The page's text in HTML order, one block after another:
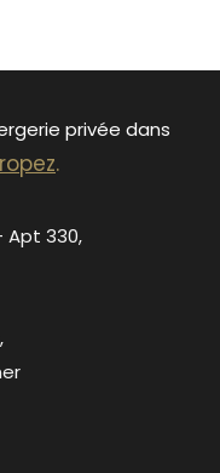
privée dans
.
Apt 330,